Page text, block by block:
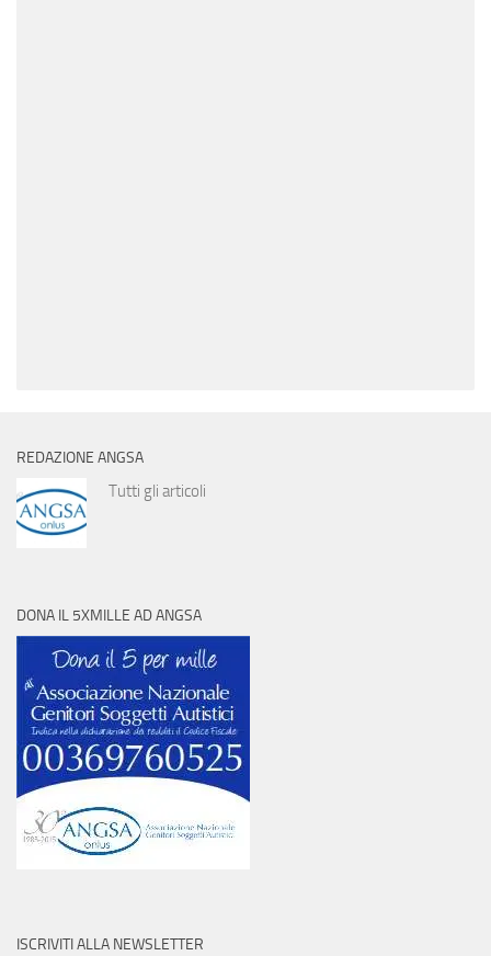
REDAZIONE ANGSA
Tutti gli articoli
DONA IL 5XMILLE AD ANGSA
ISCRIVITI ALLA NEWSLETTER